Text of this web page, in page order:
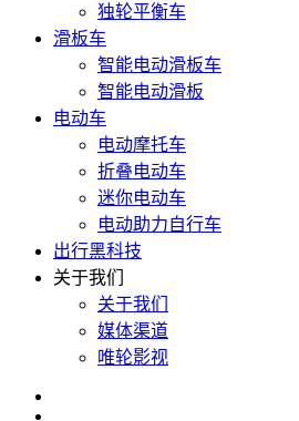
独轮平衡车
滑板车
智能电动滑板车
智能电动滑板
电动车
电动摩托车
折叠电动车
迷你电动车
电动助力自行车
出行黑科技
关于我们
关于我们
媒体渠道
唯轮影视